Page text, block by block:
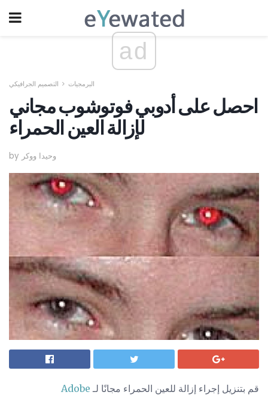
ad
البرمجيات التصميم الجرافيكي
احصل على أدوبي فوتوشوب مجاني
لإزالة العين الحمراء
by وحيدا ووكر
قم بتنزيل إجراء إزالة للعين الحمراء مجانًا لـ Adobe